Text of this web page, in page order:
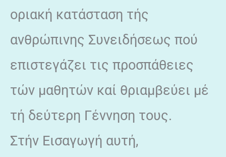
οριακή κατάσταση τής
ανθρώπινης Συνειδήσεως πού
επιστεγάζει τις προσπάθειες
τών μαθητών καί θριαμβεύει μέ
τή δεύτερη Γέννηση τους.
Στήν Εισαγωγή αυτή,